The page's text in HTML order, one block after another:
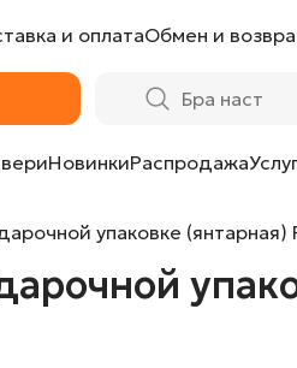
и оплатаОбмен и
НовинкиРаспродажа
упаковке (янтарная)
(янтарная) F5020 от